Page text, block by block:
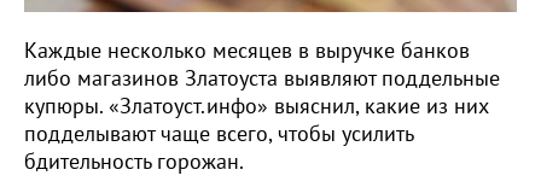
Каждые несколько месяцев в выручке банков
либо магазинов Златоуста выявляют поддельные
купюры. «Златоуст.инфо» выяснил, какие из них
подделывают чаще всего, чтобы усилить
бдительность горожан.